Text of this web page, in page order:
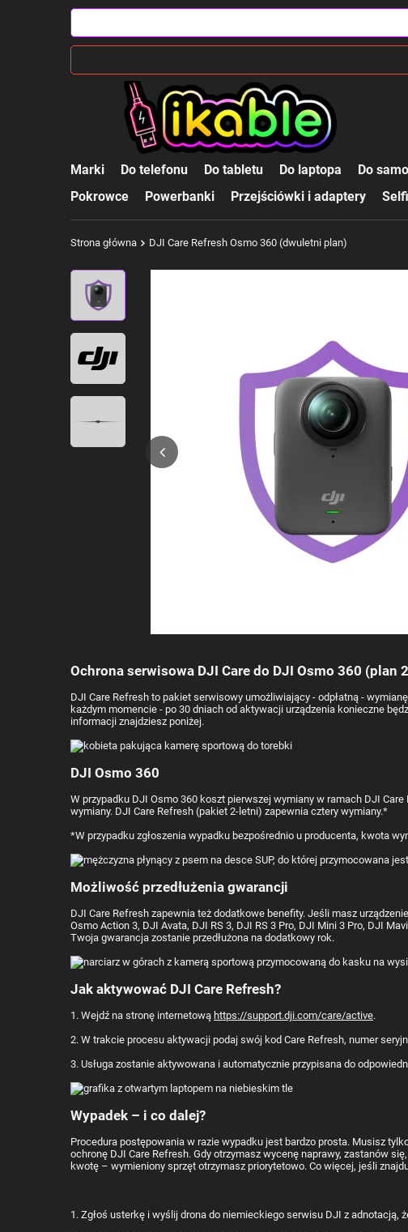
Marki Do telefonu Do tabletu Do laptopa Do
Pokrowce
Powerbanki Przejściówki i adaptery
Strona główna DJI Care Refresh Osmo 360 (dwuletni plan)
Ochrona serwisowa DJI Care do DJI Osmo 360 (plan
DJI Care Refresh to pakiet serwisowy umożliwiający - odpłatną -
każdym momencie - po 30 dniach od aktywacji urządzenia konieczne
informacji znajdziesz poniżej.
DJI Osmo 360
W przypadku DJI Osmo 360 koszt pierwszej wymiany w ramach DJI
wymiany. DJI Care Refresh (pakiet 2-letni) zapewnia cztery wymiany.*
*W przypadku zgłoszenia wypadku bezpośrednio u producenta, kwota
Możliwość przedłużenia gwarancji
DJI Care Refresh zapewnia też dodatkowe benefity. Jeśli masz
Osmo Action 3, DJI Avata, DJI RS 3, DJI RS 3 Pro, DJI Mini 3 Pro, DJI
Twoja gwarancja zostanie przedłużona na dodatkowy rok.
Jak aktywować DJI Care Refresh?
1. Wejdź na stronę internetową https://support.dji.com/care/active.
2. W trakcie procesu aktywacji podaj swój kod Care Refresh, numer
3. Usługa zostanie aktywowana i automatycznie przypisana do
Wypadek – i co dalej?
Procedura postępowania w razie wypadku jest bardzo prosta. Musisz
ochronę DJI Care Refresh. Gdy otrzymasz wycenę naprawy, zastanów
kwotę – wymieniony sprzęt otrzymasz priorytetowo. Co więcej, jeśli
1. Zgłoś usterkę i wyślij drona do niemieckiego serwisu DJI z adnotacją,